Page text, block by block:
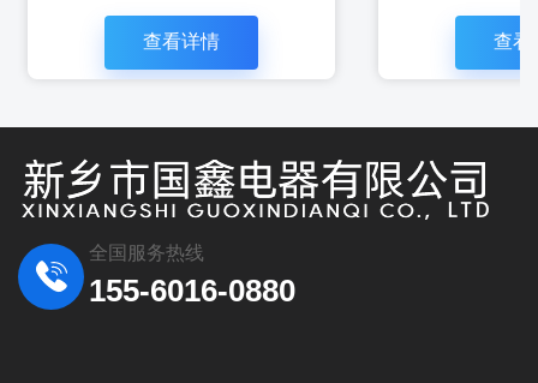
查看详情 查看
全国服务热线
155-6016-0880